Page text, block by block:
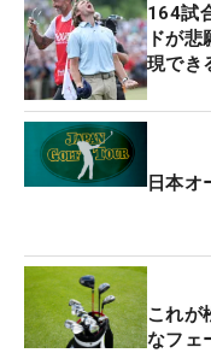
164試
ドが
現でき
日本
これが
なフェ